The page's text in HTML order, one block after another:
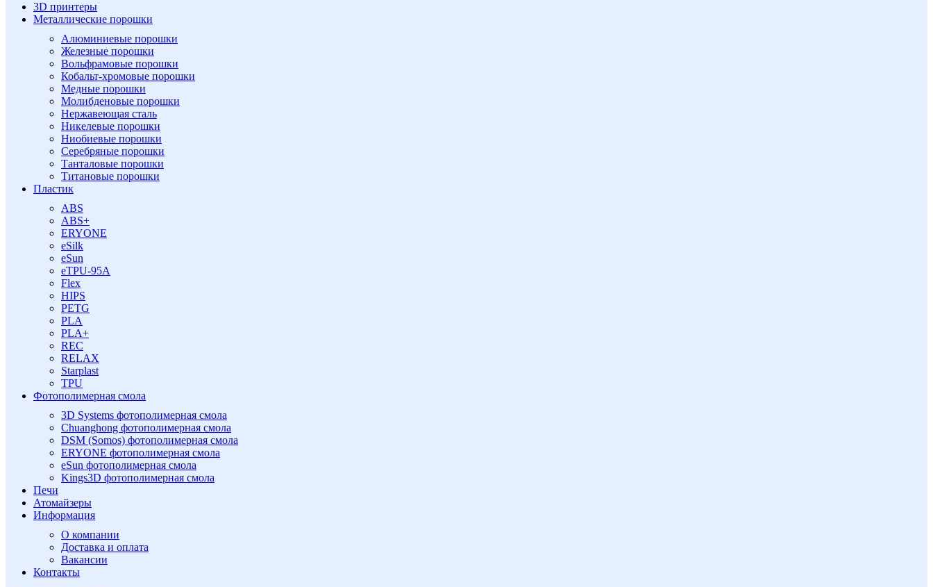
3D принтеры
Металлические порошки
Алюминиевые порошки
Железные порошки
Вольфрамовые порошки
Кобальт-хромовые порошки
Медные порошки
Молибденовые порошки
Нержавеющая сталь
Никелевые порошки
Ниобиевые порошки
Серебряные порошки
Танталовые порошки
Титановые порошки
Пластик
ABS
ABS+
ERYONE
eSilk
eSun
eTPU-95A
Flex
HIPS
PETG
PLA
PLA+
REC
RELAX
Starplast
TPU
Фотополимерная смола
3D Systems фотополимерная смола
Chuanghong фотополимерная смола
DSM (Somos) фотополимерная смола
ERYONE фотополимерная смола
eSun фотополимерная смола
Kings3D фотополимерная смола
Печи
Атомайзеры
Информация
О компании
Доставка и оплата
Вакансии
Контакты